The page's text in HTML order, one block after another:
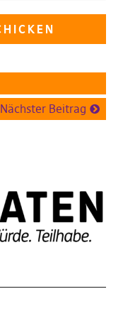
Nächster Beitrag